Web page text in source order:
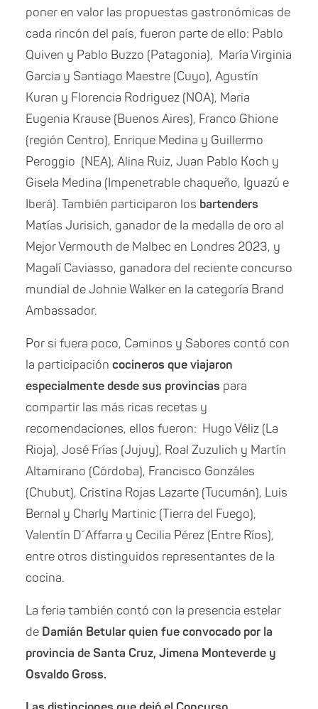
poner en valor las propuestas gastronómicas de
cada rincón del país, fueron parte de ello: Pablo
Quiven y Pablo Buzzo (Patagonia), María Virginia
Garcia y Santiago Maestre (Cuyo), Agustín
Kuran y Florencia Rodriguez (NOA), Maria
Eugenia Krause (Buenos Aires), Franco Ghione
(región Centro), Enrique Medina y Guillermo
Peroggio (NEA), Alina Ruiz, Juan Pablo Koch y
Gisela Medina (Impenetrable chaqueño, Iguazú e
Iberá). También participaron los bartenders
Matías Jurisich, ganador de la medalla de oro al
Mejor Vermouth de Malbec en Londres 2023, y
Magalí Caviasso, ganadora del reciente concurso
mundial de Johnie Walker en la categoría Brand
Ambassador.
Por si fuera poco, Caminos y Sabores contó con
la participación cocineros que viajaron
especialmente desde sus provincias para
compartir las más ricas recetas y
recomendaciones, ellos fueron: Hugo Véliz (La
Rioja), José Frías (Jujuy), Roal Zuzulich y Martín
Altamirano (Córdoba), Francisco Gonzáles
(Chubut), Cristina Rojas Lazarte (Tucumán), Luis
Bernal y Charly Martinic (Tierra del Fuego),
Valentín D´Affarra y Cecilia Pérez (Entre Ríos),
entre otros distinguidos representantes de la
cocina.
La feria también contó con la presencia estelar
de Damián Betular quien fue convocado por la
provincia de Santa Cruz, Jimena Monteverde y
Osvaldo Gross.